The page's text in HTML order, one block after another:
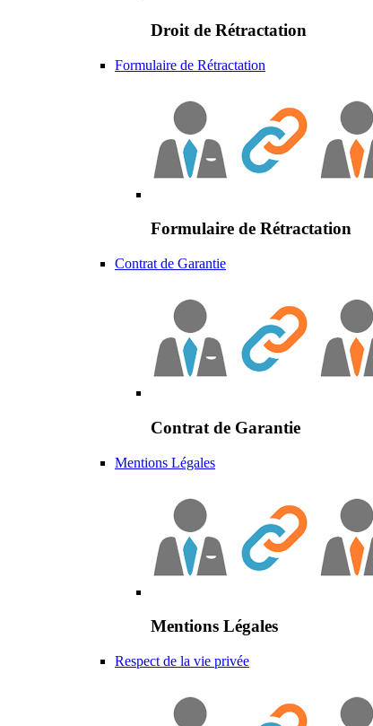
Droit de Rétractation
Formulaire de Rétractation
Formulaire de Rétractation
Contrat de Garantie
Contrat de Garantie
Mentions Légales
Mentions Légales
Respect de la vie privée